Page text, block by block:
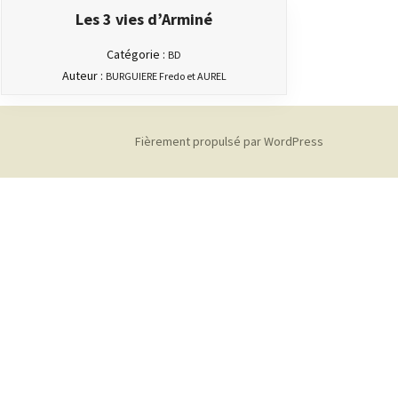
Les 3 vies d’Arminé
Catégorie : BD
Auteur : BURGUIERE Fredo et AUREL
Fièrement propulsé par WordPress